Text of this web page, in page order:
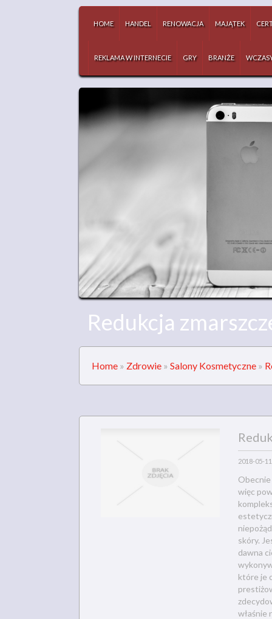
HOME HANDEL RENOWACJA MAJĄTEK
REKLAMA W INTERNECIE GRY BRANŻE
Redukcja
Home » Zdrowie » Salony Kosmetyczne »
2018-05-11
Obecnie
więc
skóry.
dawna
które je
właśnie